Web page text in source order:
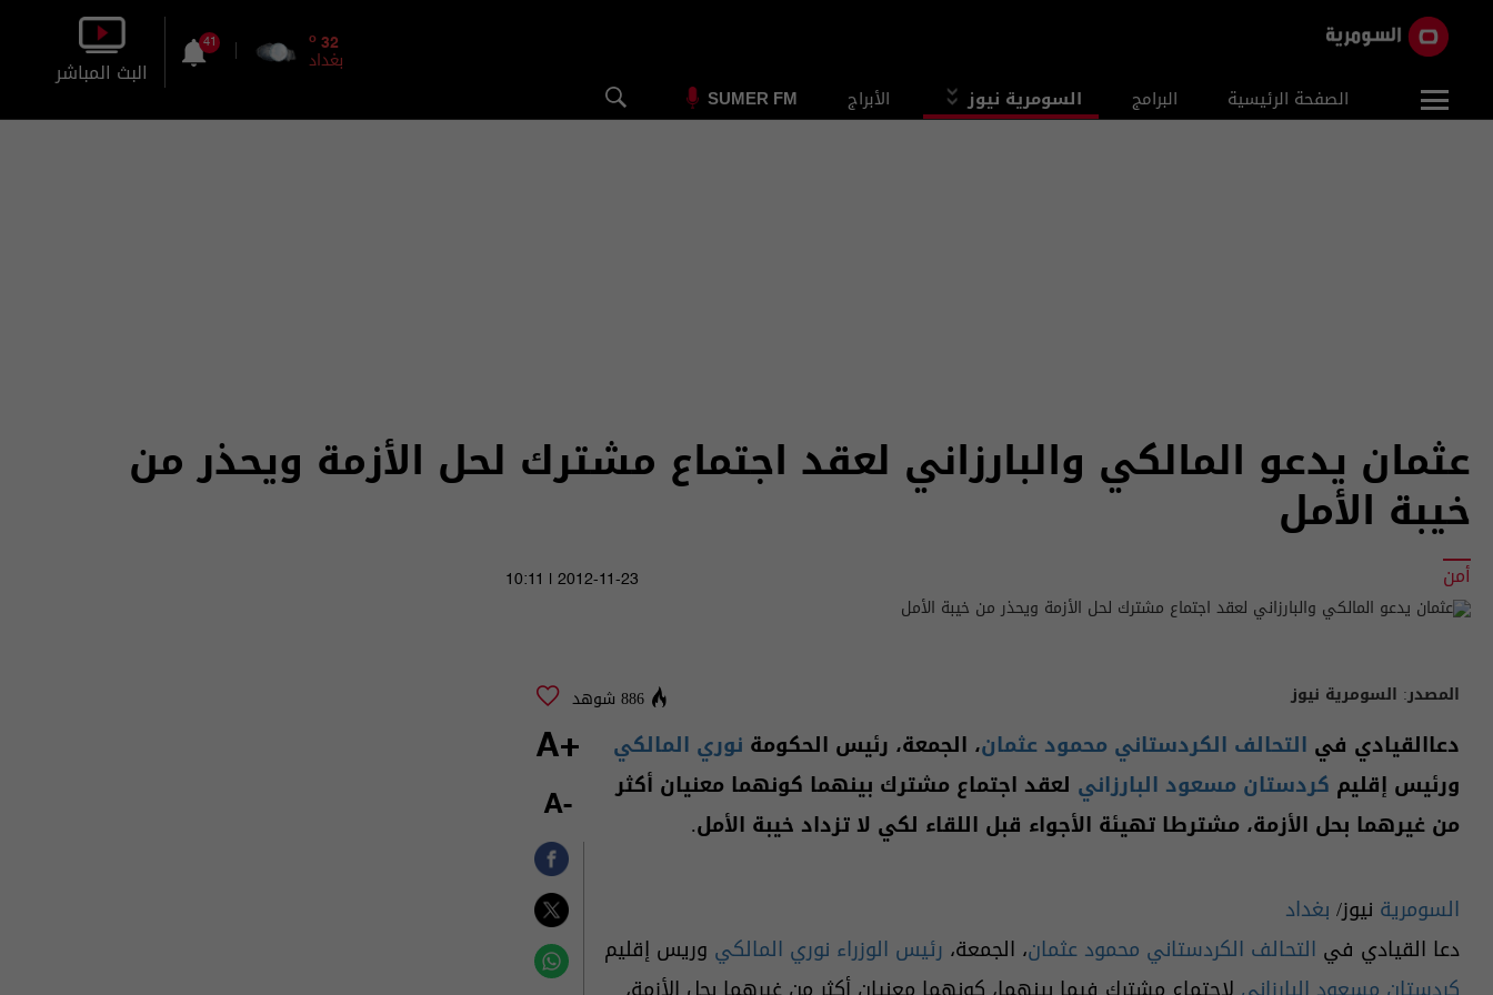
الصفحة الرئيسية البرامج السومرية نيوز الأبراج SUMER FM
32
o
بغداد
41
البث المباشر
عثمان يدعو المالكي والبارزاني لعقد اجتماع مشترك لحل الأزمة ويحذر من
خيبة الأمل
أمن 2012-11-23 | 10:11
المصدر: السومرية نيوز 886 شوهد
دعاالقيادي في التحالف الكردستاني محمود عثمان، الجمعة، رئيس الحكومة نوري المالكي
ورئيس إقليم كردستان مسعود البارزاني لعقد اجتماع مشترك بينهما كونهما معنيان أكثر
من غيرهما بحل الأزمة، مشترطا تهيئة الأجواء قبل اللقاء لكي لا تزداد خيبة الأمل.
السومرية نيوز/ بغداد
دعا القيادي في التحالف الكردستاني محمود عثمان، الجمعة، رئيس الوزراء نوري المالكي وريس إقليم
+A
-A